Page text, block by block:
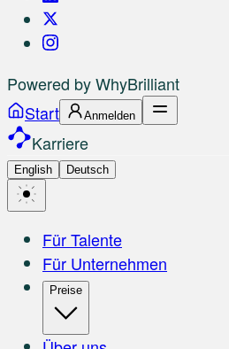
Powered byWhyBrilliant
Start
Anmelden
Karriere
English Deutsch
Für Talente
Für Unternehmen
Preise